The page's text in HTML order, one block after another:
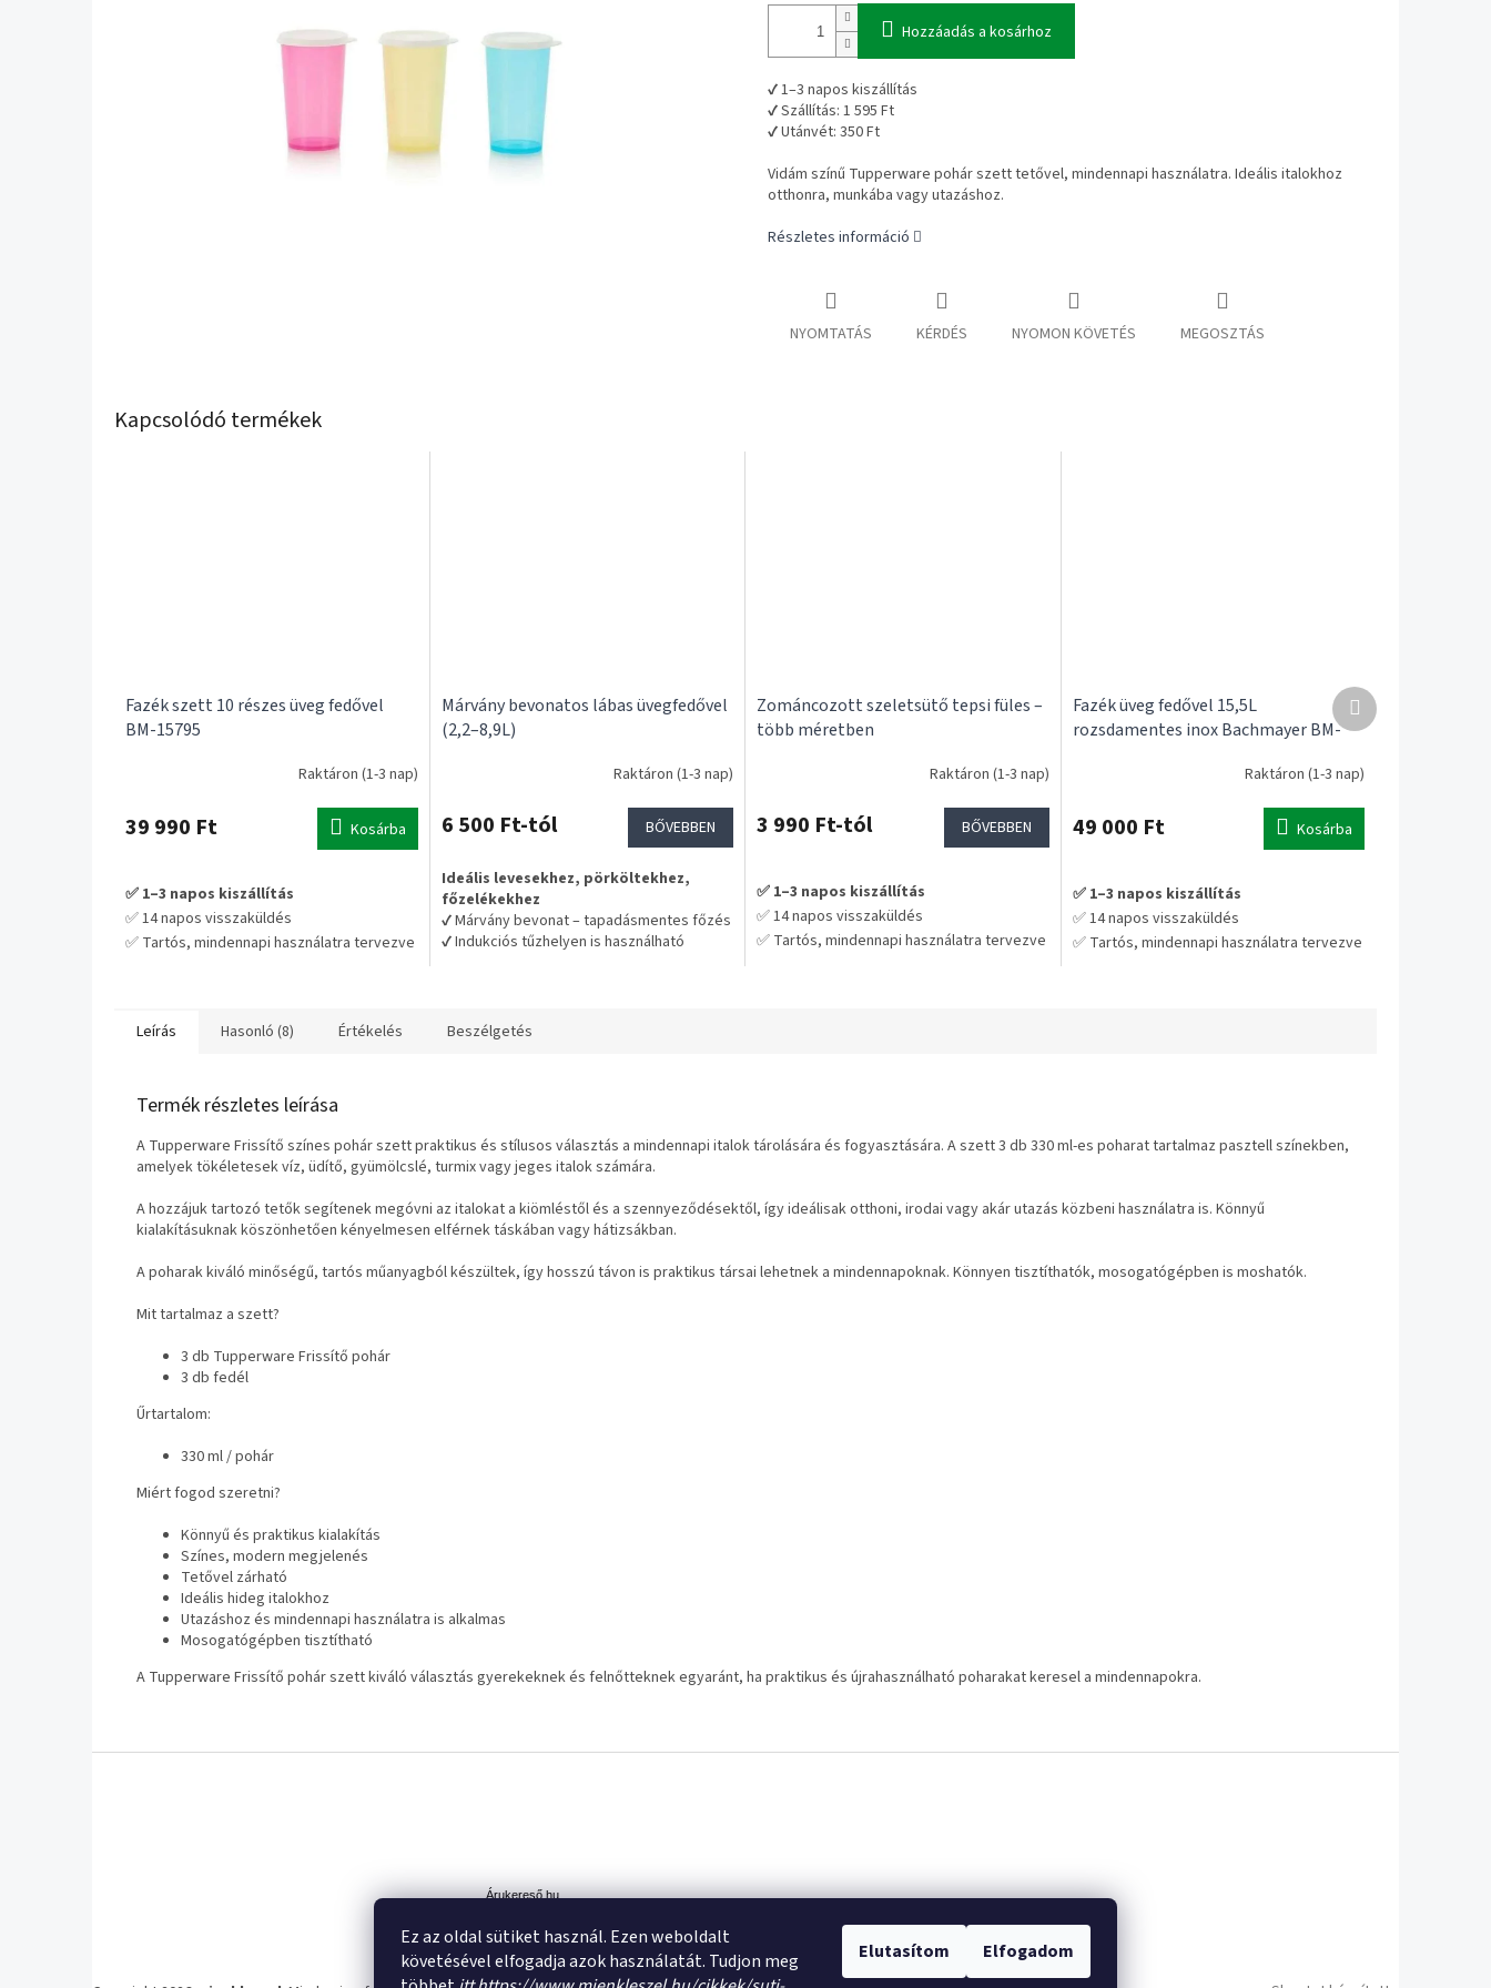
Ez az oldal sütiket használ. Ezen weboldalt
követésével elfogadja azok használatát. Tudjon meg
Elutasítom Elfogadom
Hozzáadás a kosárhoz
✔ 1–3 napos kiszállítás
✔ Szállítás: 1 595 Ft
✔ Utánvét: 350 Ft
Vidám színű Tupperware pohár szett tetővel, mindennapi használatra. Ideális italokhoz
otthonra, munkába vagy utazáshoz.
Részletes információ
NYOMTATÁS KÉRDÉS NYOMON KÖVETÉS MEGOSZTÁS
Kapcsolódó termékek
Fazék szett 10 részes üveg fedővel
BM-15795
Raktáron (1-3 nap)
39 990 Ft Kosárba
✅ 1–3 napos kiszállítás
✅ 14 napos visszaküldés
✅ Tartós, mindennapi használatra tervezve
Márvány bevonatos lábas üvegfedővel
(2,2–8,9L)
Raktáron (1-3 nap)
6 500 Ft-tól BŐVEBBEN
Ideális levesekhez, pörköltekhez,
főzelékekhez
✔ Márvány bevonat – tapadásmentes főzés
✔ Indukciós tűzhelyen is használható
✔ 1–3 napos kiszállítás
Zománcozott szeletsütő tepsi füles –
több méretben
Raktáron (1-3 nap)
3 990 Ft-tól BŐVEBBEN
✅ 1–3 napos kiszállítás
✅ 14 napos visszaküldés
✅ Tartós, mindennapi használatra tervezve
Fazék üveg fedővel 15,5L
rozsdamentes inox Bachmayer BM-
Raktáron (1-3 nap)
49 000 Ft Kosárba
✅ 1–3 napos kiszállítás
✅ 14 napos visszaküldés
✅ Tartós, mindennapi használatra tervezve
Következő
termék
Leírás Hasonló (8) Értékelés Beszélgetés
Termék részletes leírása
A Tupperware Frissítő színes pohár szett praktikus és stílusos választás a mindennapi italok tárolására és fogyasztására. A szett 3 db 330 ml-es poharat tartalmaz pasztell színekben,
amelyek tökéletesek víz, üdítő, gyümölcslé, turmix vagy jeges italok számára.
A hozzájuk tartozó tetők segítenek megóvni az italokat a kiömléstől és a szennyeződésektől, így ideálisak otthoni, irodai vagy akár utazás közbeni használatra is. Könnyű
kialakításuknak köszönhetően kényelmesen elférnek táskában vagy hátizsákban.
A poharak kiváló minőségű, tartós műanyagból készültek, így hosszú távon is praktikus társai lehetnek a mindennapoknak. Könnyen tisztíthatók, mosogatógépben is moshatók.
Mit tartalmaz a szett?
3 db Tupperware Frissítő pohár
3 db fedél
Űrtartalom:
330 ml / pohár
Miért fogod szeretni?
Könnyű és praktikus kialakítás
Színes, modern megjelenés
Tetővel zárható
Ideális hideg italokhoz
Utazáshoz és mindennapi használatra is alkalmas
Mosogatógépben tisztítható
A Tupperware Frissítő pohár szett kiváló választás gyerekeknek és felnőtteknek egyaránt, ha praktikus és újrahasználható poharakat keresel a mindennapokra.
u
e
r
Árukereső.hu